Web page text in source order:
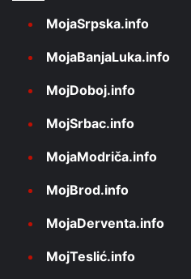
MojaSrpska.info
MojaBanjaLuka.info
MojDoboj.info
MojSrbac.info
MojaModriča.info
MojBrod.info
MojaDerventa.info
MojTeslić.info